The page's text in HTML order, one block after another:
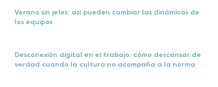
Verano sin jefes: así pueden cambiar las dinámicas de
los equipos
Desconexión digital en el trabajo: cómo descansar de
verdad cuando la cultura no acompaña a la norma